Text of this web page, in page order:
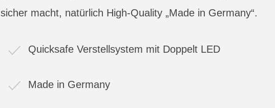
sicher macht, natürlich High-Quality „Made in Germany“.
Quicksafe Verstellsystem mit Doppelt LED
Made in Germany